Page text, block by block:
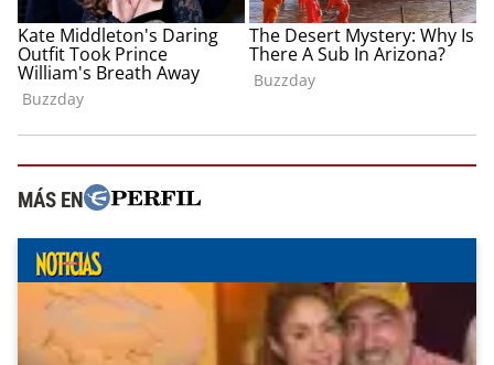
MÁS EN